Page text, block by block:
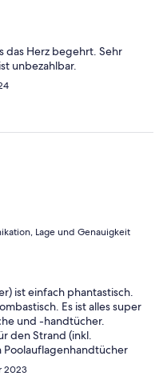
das Herz begehrt. Sehr
unbezahlbar.
Lage und Genauigkeit
ist einfach phantastisch.
Es ist alles super
und -handtücher.
den Strand (inkl.
Poolauflagenhandtücher
Poolauflagen). Bei dem
2023